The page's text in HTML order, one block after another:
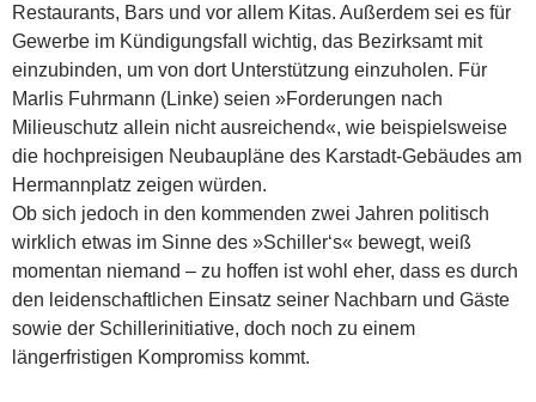
Restaurants, Bars und vor allem Kitas. Außerdem sei es für
Gewerbe im Kündigungsfall wichtig, das Bezirksamt mit
einzubinden, um von dort Unterstützung einzuholen. Für
Marlis Fuhrmann (Linke) seien »Forderungen nach
Milieuschutz allein nicht ausreichend«, wie beispielsweise
die hochpreisigen Neubaupläne des Karstadt-Gebäudes am
Hermannplatz zeigen würden.
Ob sich jedoch in den kommenden zwei Jahren politisch
wirklich etwas im Sinne des »Schiller‘s« bewegt, weiß
momentan niemand – zu hoffen ist wohl eher, dass es durch
den leidenschaftlichen Einsatz seiner Nachbarn und Gäste
sowie der Schillerinitiative, doch noch zu einem
längerfristigen Kompromiss kommt.